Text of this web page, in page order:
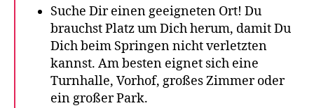
Suche Dir einen geeigneten Ort! Du
brauchst Platz um Dich herum, damit Du
Dich beim Springen nicht verletzten
kannst. Am besten eignet sich eine
Turnhalle, Vorhof, großes Zimmer oder
ein großer Park.